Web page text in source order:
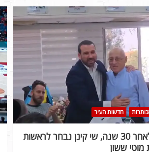
חדשות העיר
מהפך בחולון: לאחר 30 שנה, שי קינן נבחר לראשות
מוטי ששון